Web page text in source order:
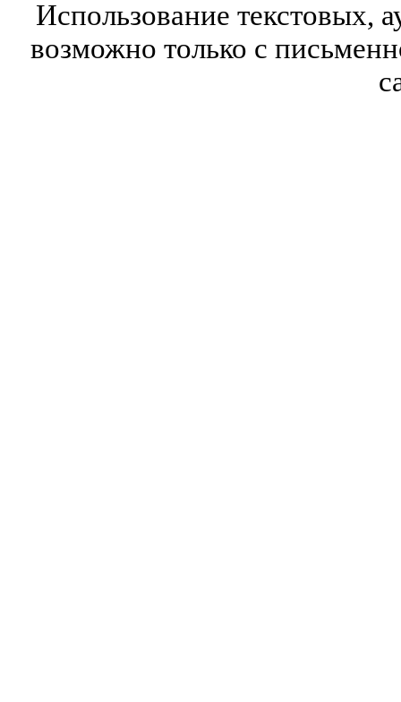
Использование текстовых,
возможно только с